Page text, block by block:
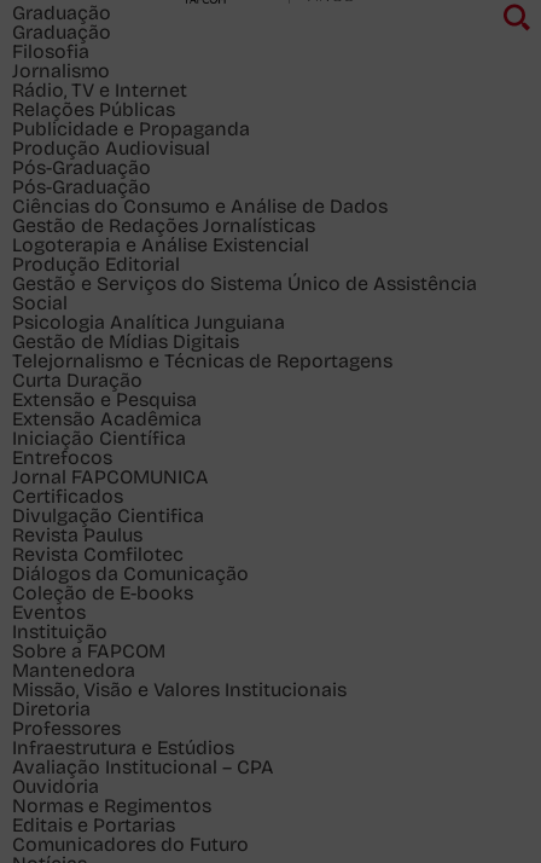
Graduação
Graduação
Filosofia
Jornalismo
Rádio, TV e Internet
Relações Públicas
Publicidade e Propaganda
Produção Audiovisual
Pós-Graduação
Pós-Graduação
Ciências do Consumo e Análise de Dados
Gestão de Redações Jornalísticas
Logoterapia e Análise Existencial
Produção Editorial
Gestão e Serviços do Sistema Único de Assistência
Social
Psicologia Analítica Junguiana
Gestão de Mídias Digitais
Telejornalismo e Técnicas de Reportagens
Curta Duração
Extensão e Pesquisa
Extensão Acadêmica
Iniciação Científica
Entrefocos
Jornal FAPCOMUNICA
Certificados
Divulgação Cientifica
Revista Paulus
Revista Comfilotec
Diálogos da Comunicação
Coleção de E-books
Eventos
Instituição
Sobre a FAPCOM
Mantenedora
Missão, Visão e Valores Institucionais
Diretoria
Professores
Infraestrutura e Estúdios
Avaliação Institucional – CPA
Ouvidoria
Normas e Regimentos
Editais e Portarias
Comunicadores do Futuro